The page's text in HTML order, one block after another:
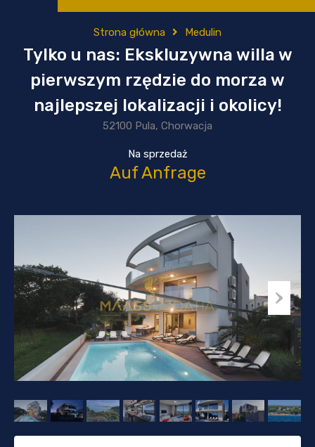
Strona główna Medulin
Tylko u nas: Ekskluzywna willa w
pierwszym rzędzie do morza w
najlepszej lokalizacji i okolicy!
52100 Pula, Chorwacja
Na sprzedaż
Auf Anfrage